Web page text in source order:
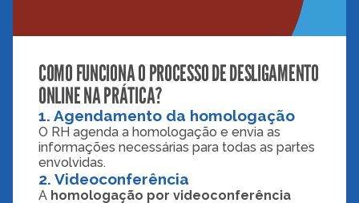
COMO FUNCIONA O PROCESSO DE DESLIGAMENTO
ONLINE NA PRÁTICA?
1. Agendamento da homologação
O RH agenda a homologação e envia as
informações necessárias para todas as partes
envolvidas.
2. Videoconferência
A homologação por videoconferência